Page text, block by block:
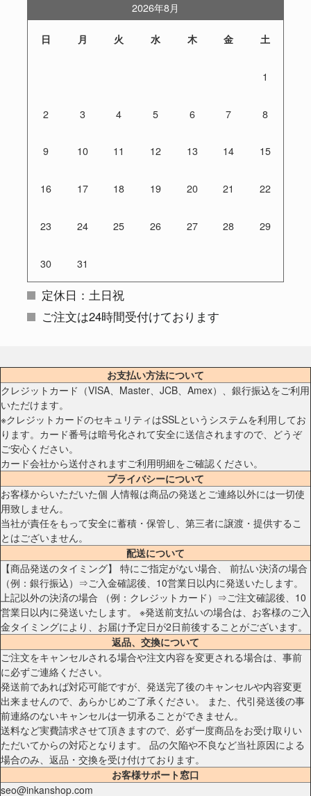
2026年8月
日 月 火 水 木 金 土
1
2 3 4 5 6 7 8
9 10 11 12 13 14 15
16 17 18 19 20 21 22
23 24 25 26 27 28 29
30 31
定休日：土日祝
ご注文は24時間受付けております
お支払い方法について
クレジットカード（VISA、Master、JCB、Amex）、銀行振込をご利用
いただけます。
※クレジットカードのセキュリティはSSLというシステムを利用してお
ります。カード番号は暗号化されて安全に送信されますので、どうぞ
ご安心ください。
カード会社から送付されますご利用明細をご確認ください。
プライバシーについて
お客様からいただいた個 人情報は商品の発送とご連絡以外には一切使
用致しません。
当社が責任をもって安全に蓄積・保管し、第三者に譲渡・提供するこ
とはございません。
配送について
【商品発送のタイミング】 特にご指定がない場合、 前払い決済の場合
（例：銀行振込）⇒ご入金確認後、10営業日以内に発送いたします。
上記以外の決済の場合 （例：クレジットカード）⇒ご注文確認後、10
営業日以内に発送いたします。 ※発送前支払いの場合は、お客様のご入
金タイミングにより、お届け予定日が2日前後することがございます。
返品、交換について
ご注文をキャンセルされる場合や注文内容を変更される場合は、事前
に必ずご連絡ください。
発送前であれば対応可能ですが、発送完了後のキャンセルや内容変更
出来ませんので、あらかじめご了承ください。 また、代引発送後の事
前連絡のないキャンセルは一切承ることができません。
送料など実費請求させて頂きますので、必ず一度商品をお受け取りい
ただいてからの対応となります。 品の欠陥や不良など当社原因による
場合のみ、返品・交換を受け付けております。
お客様サポート窓口
seo@inkanshop.com